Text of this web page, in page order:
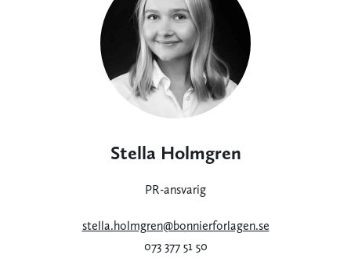
Stella Holmgren
PR-ansvarig
stella.holmgren@bonnierforlagen.se
073 377 51 50